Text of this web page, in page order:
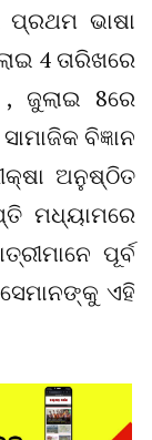
ପ୍ରଥମ ଭାଷା
4 ତାରିଖରେ
ଜୁଲାଇ 8ରେ
ବିଜ୍ଞାନ
ଅନୁଷ୍ଠିତ
ମଧ୍ୟାମରେ
ପୂର୍ବ
ଏହି